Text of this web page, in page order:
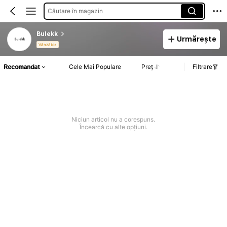
Căutare în magazin
Bulekk
Vânzător
Urmărește
Recomandat Cele Mai Populare Preț Filtrare
Niciun articol nu a corespuns.
Încearcă cu alte opțiuni.